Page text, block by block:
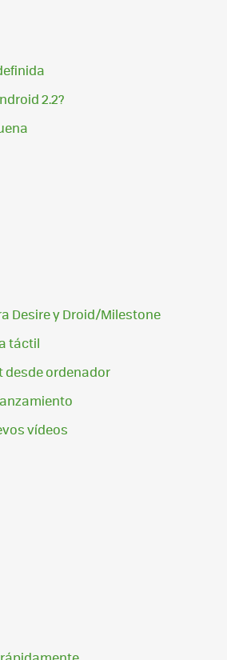
2.2?
Desire y Droid/Milestone
táctil
desde ordenador
vídeos